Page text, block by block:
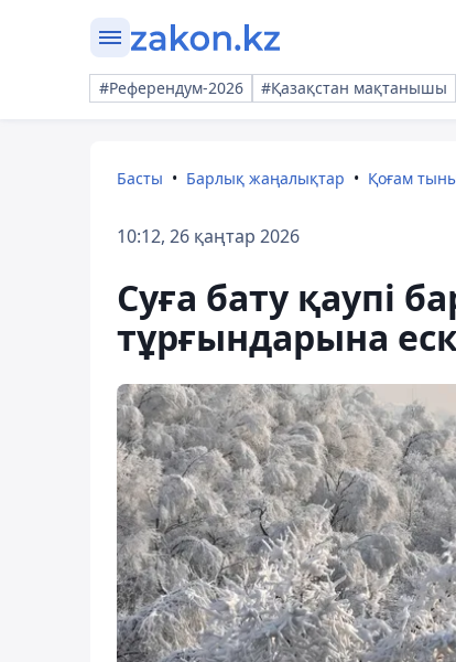
#Референдум-2026 #Қазақстан мақтанышы
Басты Барлық жаңалықтар Қоғам
10:12, 26 қаңтар 2026
Суға бату қаупі
тұрғындарына